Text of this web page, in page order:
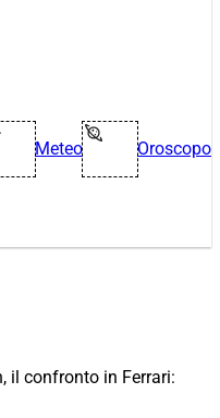
Meteo Oroscopo
il confronto in Ferrari: